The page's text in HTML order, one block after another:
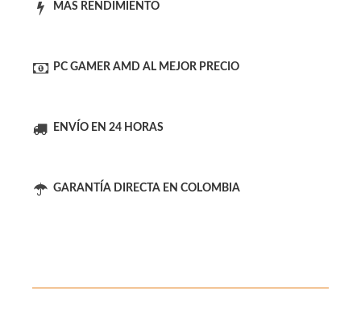
MÁS RENDIMIENTO
PC GAMER AMD AL MEJOR PRECIO
ENVÍO EN 24 HORAS
GARANTÍA DIRECTA EN COLOMBIA